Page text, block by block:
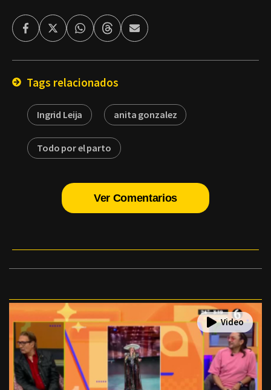
FacebookTwitterWhatsappThreadsEnviar
por
Tags relacionados
Ingrid Leija anita gonzalez
Todo por el parto
Ver Comentarios